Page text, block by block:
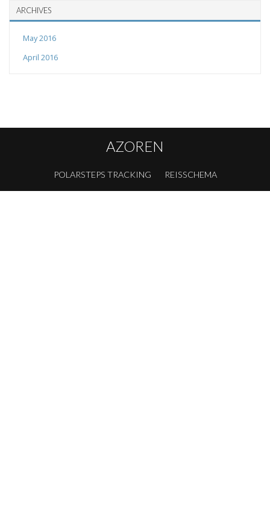
ARCHIVES
May 2016
April 2016
AZOREN
POLARSTEPS TRACKING REISSCHEMA